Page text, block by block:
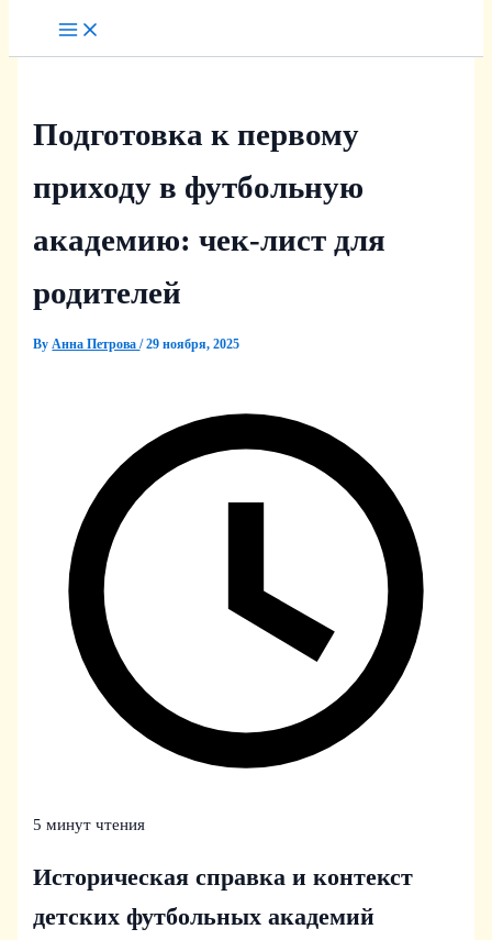
Подготовка к первому
приходу в футбольную
академию: чек-лист для
родителей
ByАнна Петрова/29 ноября, 2025
5 минут чтения
Историческая справка и контекст
детских футбольных академий